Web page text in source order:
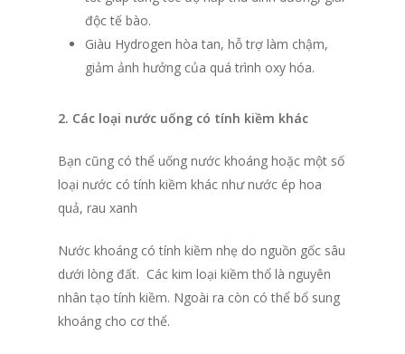
độc tế bào.
Giàu Hydrogen hòa tan, hỗ trợ làm chậm,
giảm ảnh hưởng của quá trình oxy hóa.
2. Các loại nước uống có tính kiềm khác
Bạn cũng có thể uống nước khoáng hoặc một số
loại nước có tính kiềm khác như nước ép hoa
quả, rau xanh
Nước khoáng có tính kiềm nhẹ do nguồn gốc sâu
dưới lòng đất. Các kim loại kiềm thổ là nguyên
nhân tạo tính kiềm. Ngoài ra còn có thể bổ sung
khoáng cho cơ thể.